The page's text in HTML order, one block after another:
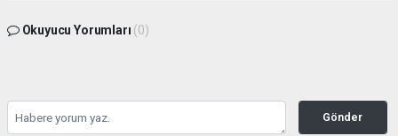
Okuyucu Yorumları (0)
Gönder